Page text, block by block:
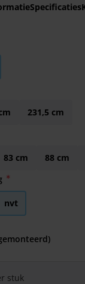
Specificaties
231,5 cm
83 cm 88 cm
nvt
stuk